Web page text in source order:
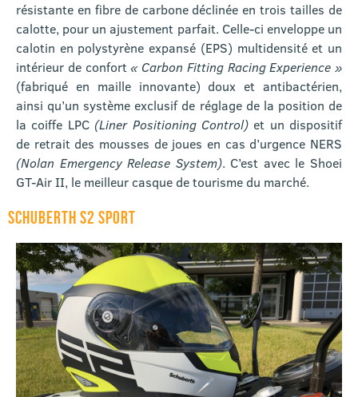
résistante en fibre de carbone déclinée en trois tailles de
calotte, pour un ajustement parfait. Celle-ci enveloppe un
calotin en polystyrène expansé (EPS) multidensité et un
intérieur de confort« Carbon Fitting Racing Experience »
(fabriqué en maille innovante) doux et antibactérien,
ainsi qu’un système exclusif de réglage de la position de
la coiffe LPC (Liner Positioning Control)et un dispositif
de retrait des mousses de joues en cas d’urgence NERS
(Nolan Emergency Release System). C’est avec le Shoei
GT-Air II, le meilleur casque de tourisme du marché.
SCHUBERTH S2 SPORT